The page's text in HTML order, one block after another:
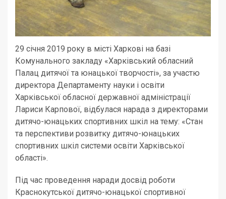
29 січня 2019 року в місті Харкові на базі
Комунального закладу «Харківський обласний
Палац дитячої та юнацької творчості», за участю
директора Департаменту науки і освіти
Харківської обласної державної адміністрації
Лариси Карпової, відбулася нарада з директорами
дитячо-юнацьких спортивних шкіл на тему: «Стан
та перспективи розвитку дитячо-юнацьких
спортивних шкіл системи освіти Харківської
області».
Під час проведення наради досвід роботи
Краснокутської дитячо-юнацької спортивної